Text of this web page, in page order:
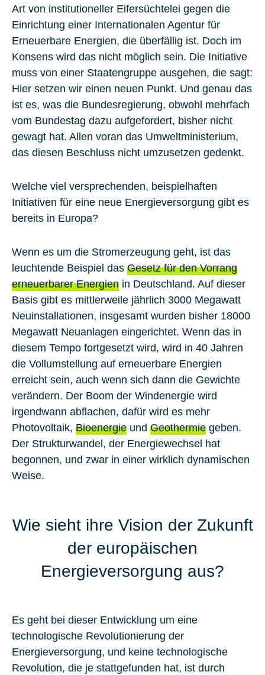
Art von institutioneller Eifersüchtelei gegen die
Einrichtung einer Internationalen Agentur für
Erneuerbare Energien, die überfällig ist. Doch im
Konsens wird das nicht möglich sein. Die Initiative
muss von einer Staatengruppe ausgehen, die sagt:
Hier setzen wir einen neuen Punkt. Und genau das
ist es, was die Bundesregierung, obwohl mehrfach
vom Bundestag dazu aufgefordert, bisher nicht
gewagt hat. Allen voran das Umweltministerium,
das diesen Beschluss nicht umzusetzen gedenkt.
Welche viel versprechenden, beispielhaften
Initiativen für eine neue Energieversorgung gibt es
bereits in Europa?
Wenn es um die Stromerzeugung geht, ist das
leuchtende Beispiel das Gesetz für den Vorrang
erneuerbarer Energien in Deutschland. Auf dieser
Basis gibt es mittlerweile jährlich 3000 Megawatt
Neuinstallationen, insgesamt wurden bisher 18000
Megawatt Neuanlagen eingerichtet. Wenn das in
diesem Tempo fortgesetzt wird, wird in 40 Jahren
die Vollumstellung auf erneuerbare Energien
erreicht sein, auch wenn sich dann die Gewichte
verändern. Der Boom der Windenergie wird
irgendwann abflachen, dafür wird es mehr
Photovoltaik, Bioenergie und Geothermie geben.
Der Strukturwandel, der Energiewechsel hat
begonnen, und zwar in einer wirklich dynamischen
Weise.
Wie sieht ihre Vision der Zukunft
der europäischen
Energieversorgung aus?
Es geht bei dieser Entwicklung um eine
technologische Revolutionierung der
Energieversorgung, und keine technologische
Revolution, die je stattgefunden hat, ist durch